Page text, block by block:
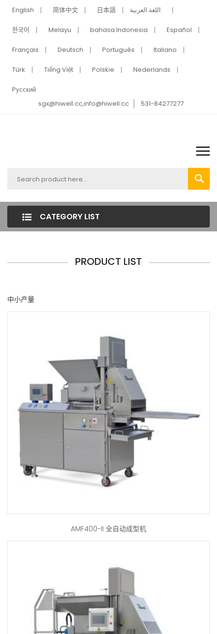
English 简体中文 日本語 اللغة العربية
한국어 Melayu bahasa Indonesia Español
Français Deutsch Português Italiano
Türk Tiếng Việt Polskie Nederlands
Pусский
sgx@hiwell.cc,info@hiwell.cc
531-84277277
CATEGORY LIST
PRODUCT LIST
中小产量
AMF400-II 全自动成型机